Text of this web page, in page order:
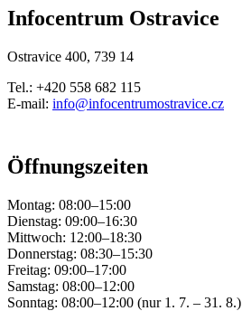
Infocentrum Ostravice
Ostravice 400, 739 14
Tel.: +420 558 682 115
E-mail: info@infocentrumostravice.cz
Öffnungszeiten
Montag: 08:00–15:00
Dienstag: 09:00–16:30
Mittwoch: 12:00–18:30
Donnerstag: 08:30–15:30
Freitag: 09:00–17:00
Samstag: 08:00–12:00
Sonntag: 08:00–12:00 (nur 1. 7. – 31. 8.)